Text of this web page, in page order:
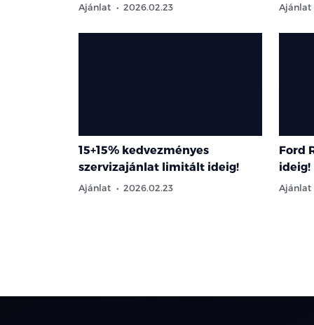
Ajánlat 2026.02.23 Ajánlat
15+15% kedvezményes
szervizajánlat limitált ideig!
Ajánlat 2026.02.23
Ford
ideig!
Ajánlat